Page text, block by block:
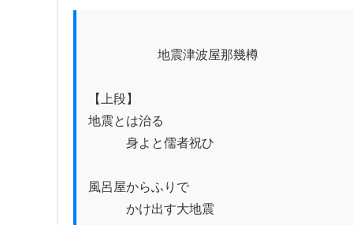
【上段】
地震とは治る
身よと儒者祝ひ
風呂屋からふりで
かけ出す大地震